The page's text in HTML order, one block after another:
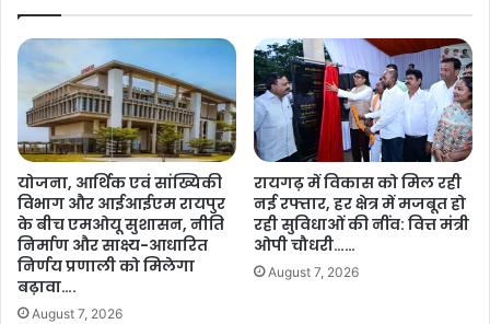
क
के
मु
ख्य
स
मा
रो
ह
में
फ
ता
औ
र
सा
हि
त्य
’
प
र
पै
न
ल
योजना, आर्थिक एवं सांख्यिकी
विभाग और आईआईएम रायपुर
के बीच एमओयू सुशासन, नीति
निर्माण और साक्ष्य-आधारित
निर्णय प्रणाली को मिलेगा
बढ़ावा….
August 7, 2026
रायगढ़ में विकास को मिल रही
नई रफ्तार, हर क्षेत्र में मजबूत हो
रही सुविधाओं की नींव: वित्त मंत्री
ओपी चौधरी……
August 7, 2026